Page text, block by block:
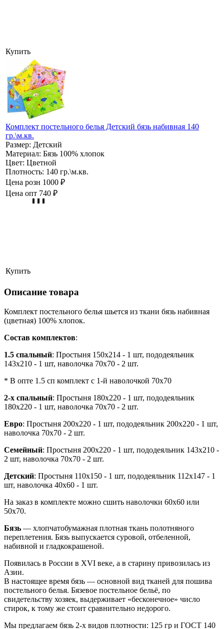
Купить
Комплект постельного белья Детский бязь набивная 140
гр.\м.кв.
Размер: Детский
Материал: Бязь 100% хлопок
Цвет: Цветной
Плотность: 140 гр.\м.кв.
Цена розн 1000 ₽
Цена опт 740 ₽
Купить
Описание товара
Комплект постельного белья шьется из ткани бязь набивная
(цветная) 100% хлопок.
Состав комплектов:
1.5 спальный: Простыня 150х214 - 1 шт, пододеяльник
143х210 - 1 шт, наволочка 70х70 - 2 шт.
* В опте 1.5 сп комплект с 1-й наволочкой 70х70
2-х спальный: Простыня 180х220 - 1 шт, пододеяльник
180х220 - 1 шт, наволочка 70х70 - 2 шт.
Евро: Простыня 200х220 - 1 шт, пододеяльник 200х220 - 1 шт,
наволочка 70х70 - 2 шт.
Семейный: Простыня 200х220 - 1 шт, пододеяльник 143х210 -
2 шт, наволочка 70х70 - 2 шт.
Детский: Простыня 110х150 - 1 шт, пододеяльник 112х147 - 1
шт, наволочка 40х60 - 1 шт.
На заказ в комплекте можно сшить наволочки 60х60 или
50х70.
Бязь — хлопчатобумажная плотная ткань полотняного
переплетения. Бязь выпускается суровой, отбеленной,
набивной и гладкокрашеной.
Появилась в России в XVI веке, а в старину привозилась из
Азии.
В настоящее время бязь — основной вид тканей для пошива
постельного белья. Бязевое постельное бельё, по
свидетельству хозяек, выдерживает «бесконечное» число
стирок, к тому же стоит сравнительно недорого.
Мы предлагаем бязь 2-х видов плотности: 125 гр и ГОСТ 140